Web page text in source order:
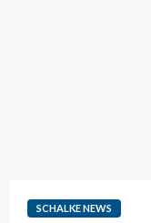
SCHALKE NEWS